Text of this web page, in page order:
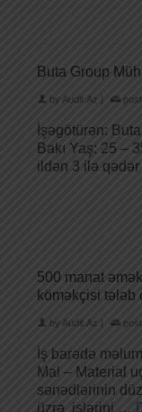
Buta Group
by Audit.Az |
İşəgötürən:
Bakı Yaş: 25 –
ildən 3 ilə
500 manat
köməkçisi tələb
by Audit.Az |
İş barədə
Mal – Material
sənədlərinin
üzrə işlərini …